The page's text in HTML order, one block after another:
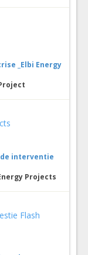
_Elbi Energy
interventie
Projects
Flash